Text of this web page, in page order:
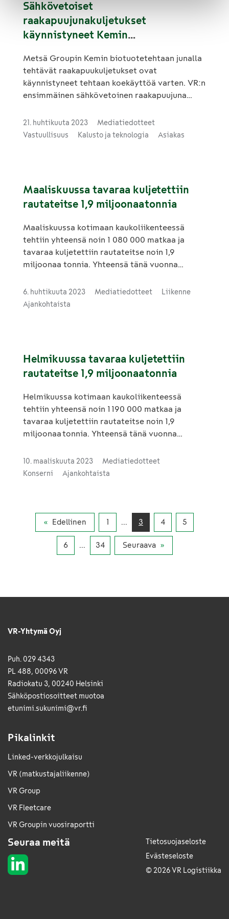
Sähkövetoiset
raakapuujunakuljetukset
käynnistyneet Kemin
Metsä Groupin Kemin biotuotetehtaan junalla
tehtävät raakapuukuljetukset ovat
käynnistyneet tehtaan koekäyttöä varten. VR:n
ensimmäinen sähkövetoinen raakapuujuna
perjantaina 21. huhtikuuta. Asiakkaan kanssa
yhteistyössä on rautatiekuljetuksia varten
21. huhtikuuta 2023
Mediatiedotteet
Vastuullisuus
Kalusto ja teknologia Asiakas
Maaliskuussa tavaraa kuljetettiin
rautateitse 1,9 miljoonaa tonnia
Maaliskuussa kotimaan kaukoliikenteessä
tehtiin yhteensä noin 1 080 000 matkaa ja
tavaraa kuljetettiin rautateitse noin 1,9
miljoonaa tonnia. Yhteensä tänä vuonna
kotimaan kaukoliikenteen matkaa ja tavaraa
kuljetettu rautateitse 5,9 miljoonaa tonnia.
6. huhtikuuta 2023 Mediatiedotteet
Liikenne
Ajankohtaista
Helmikuussa tavaraa kuljetettiin
rautateitse 1,9 miljoonaa tonnia
Helmikuussa kotimaan kaukoliikenteessä
tehtiin yhteensä noin 1 190 000 matkaa ja
tavaraa kuljetettiin rautateitse noin 1,9
miljoonaa tonnia. Yhteensä tänä vuonna
kotimaan kaukoliikenteen matkaa ja tavaraa
kuljetettu rautateitse 3,9 miljoonaa tonnia.
10. maaliskuuta 2023
Mediatiedotteet
Konserni
Ajankohtaista
Edellinen 1 ... 3 4 5
6 ... 34 Seuraava
VR-Yhtymä Oyj
Puh. 029 4343
PL 488, 00096 VR
Radiokatu 3, 00240 Helsinki
Sähkö­posti­osoitteet muotoa
etunimi.sukunimi@vr.fi
Pikalinkit
Linked-verkkojulkaisu
VR (matkustajaliikenne)
VR Group
VR Fleetcare
VR Groupin vuosiraportti
Seuraa meitä
Tietosuojaseloste
Evästeseloste
© 2026 VR Logistiikka